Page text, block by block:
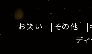
お笑い その他
デ